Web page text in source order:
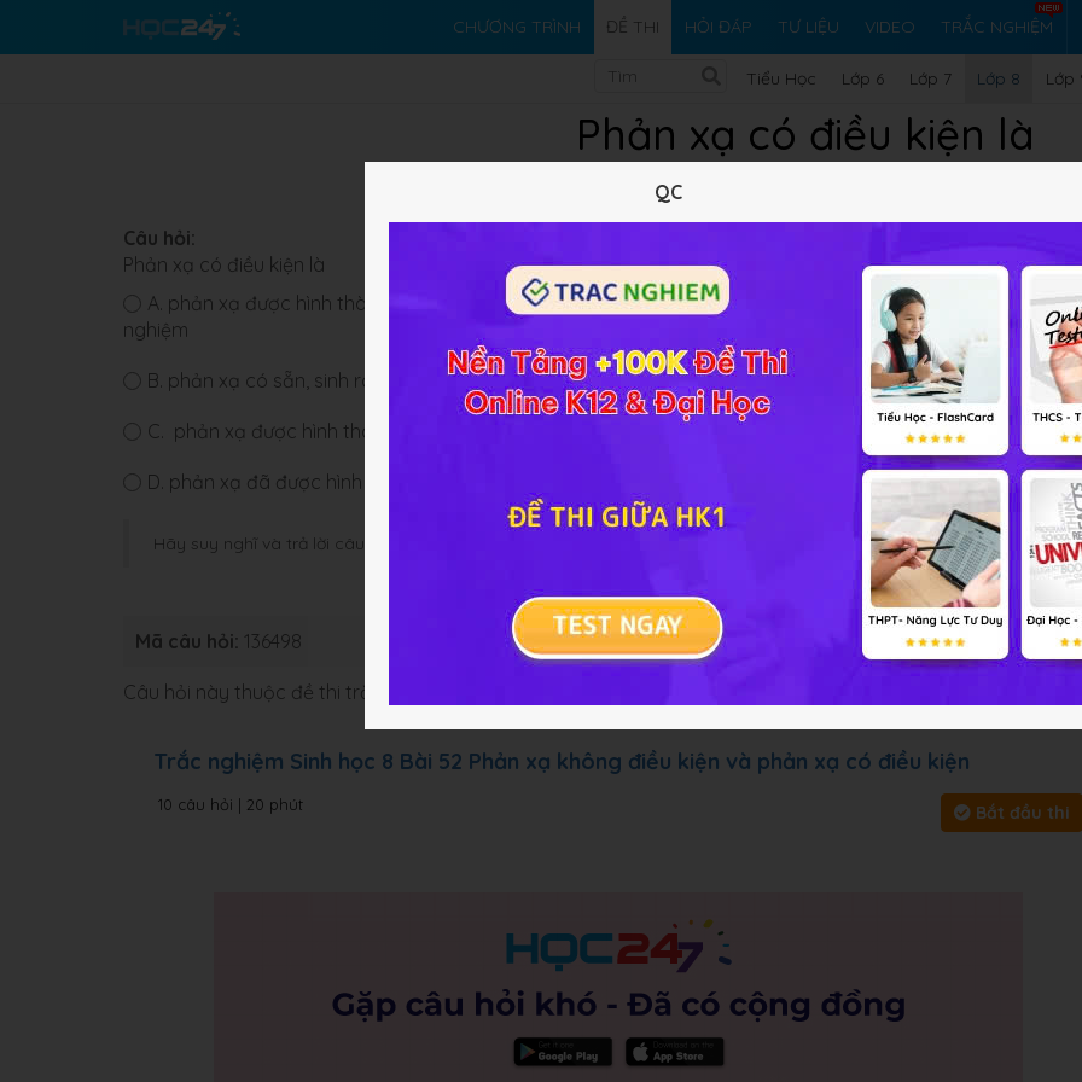
CHƯƠNG TRÌNH ĐỀ THI HỎI ĐÁP TƯ LIỆU VIDEO TRẮC NGHIỆM
Tiểu Học Lớp 6 Lớp 7 Lớp 8 Lớp
Phản xạ có điều kiện là
Câu hỏi:
Phản xạ có điều kiện là
A. phản xạ được hình thành trong đời sống cá thể, là kết quả của quá trình học tập, rèn luyện, rút kinh
nghiệm
B. phản xạ có sẵn, sinh ra đã có, không cần phải học tập
C. phản xạ được hình thành trong đời sống
D. phản xạ đã được hình thành trong quá trình tích lũy
Hãy suy nghĩ và trả lời câu hỏi trước khi HOC247 cung cấp đáp án và lời giải
Mã câu hỏi: 136498 Loại bài: Bài tập Môn học: Sinh
Câu hỏi này thuộc đề thi trắc nghiệm dưới đây, bấm vào
Trắc nghiệm Sinh học 8 Bài 52 Phản xạ không điều kiện và phản xạ có điều kiện
10 câu hỏi | 20 phút Bắt đầu thi
QC